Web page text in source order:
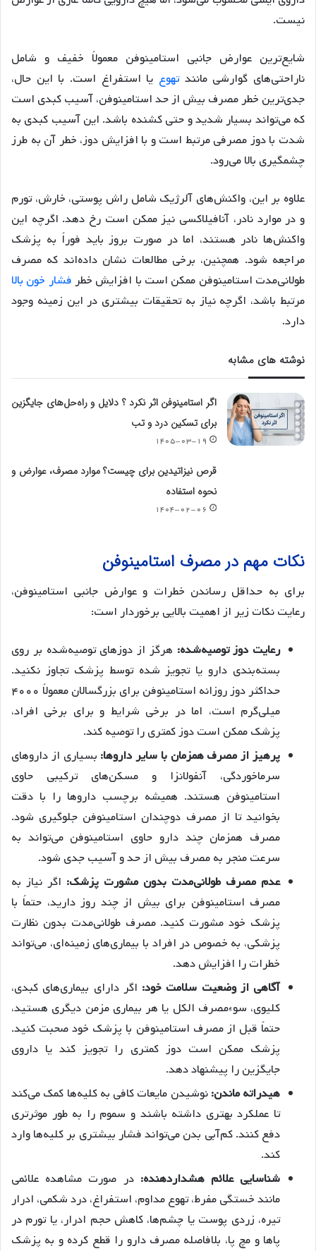
نیست.
شایع‌ترین عوارض جانبی استامینوفن معمولاً خفیف و شامل
ناراحتی‌های گوارشی مانندتهوع یا استفراغ است. با این حال،
جدی‌ترین خطر مصرف بیش از حد استامینوفن، آسیب کبدی است
که می‌تواند بسیار شدید و حتی کشنده باشد. این آسیب کبدی به
شدت با دوز مصرفی مرتبط است و با افزایش دوز، خطر آن به طرز
چشمگیری بالا می‌رود.
علاوه بر این، واکنش‌های آلرژیک شامل راش پوستی، خارش، تورم
و در موارد نادر، آنافیلاکسی نیز ممکن است رخ دهد. اگرچه این
واکنش‌ها نادر هستند، اما در صورت بروز باید فوراً به پزشک
مراجعه شود. همچنین، برخی مطالعات نشان داده‌اند که مصرف
طولانی‌مدت استامینوفن ممکن است با افزایش خطرفشار خون بالا
مرتبط باشد، اگرچه نیاز به تحقیقات بیشتری در این زمینه وجود
دارد.
نوشته های مشابه
اگر استامینوفن اثر نکرد ؟ دلایل و راه‌حل‌های جایگزین
برای تسکین درد و تب
۱۴۰۵-۰۳-۱۹
قرص نیزاتیدین برای چیست؟ موارد مصرف، عوارض و
نحوه استفاده
۱۴۰۴-۰۲-۰۶
نکات مهم در مصرف استامینوفن
برای به حداقل رساندن خطرات و عوارض جانبی استامینوفن،
رعایت نکات زیر از اهمیت بالایی برخوردار است:
رعایت دوز توصیه‌شده: هرگز از دوزهای توصیه‌شده بر روی
بسته‌بندی دارو یا تجویز شده توسط پزشک تجاوز نکنید.
حداکثر دوز روزانه استامینوفن برای بزرگسالان معمولاً ۴۰۰۰
میلی‌گرم است، اما در برخی شرایط و برای برخی افراد،
پزشک ممکن است دوز کمتری را توصیه کند.
پرهیز از مصرف همزمان با سایر داروها: بسیاری از داروهای
سرماخوردگی، آنفولانزا و مسکن‌های ترکیبی حاوی
استامینوفن هستند. همیشه برچسب داروها را با دقت
بخوانید تا از مصرف دوچندان استامینوفن جلوگیری شود.
مصرف همزمان چند دارو حاوی استامینوفن می‌تواند به
سرعت منجر به مصرف بیش از حد و آسیب جدی شود.
عدم مصرف طولانی‌مدت بدون مشورت پزشک: اگر نیاز به
مصرف استامینوفن برای بیش از چند روز دارید، حتماً با
پزشک خود مشورت کنید. مصرف طولانی‌مدت بدون نظارت
پزشکی، به خصوص در افراد با بیماری‌های زمینه‌ای، می‌تواند
خطرات را افزایش دهد.
آگاهی از وضعیت سلامت خود: اگر دارای بیماری‌های کبدی،
کلیوی، سوءمصرف الکل یا هر بیماری مزمن دیگری هستید،
حتماً قبل از مصرف استامینوفن با پزشک خود صحبت کنید.
پزشک ممکن است دوز کمتری را تجویز کند یا داروی
جایگزین را پیشنهاد دهد.
هیدراته ماندن:نوشیدن مایعات کافی به کلیه‌ها کمک می‌کند
تا عملکرد بهتری داشته باشند و سموم را به طور موثرتری
دفع کنند. کم‌آبی بدن می‌تواند فشار بیشتری بر کلیه‌ها وارد
کند.
شناسایی علائم هشداردهنده: در صورت مشاهده علائمی
مانند خستگی مفرط، تهوع مداوم، استفراغ، درد شکمی، ادرار
تیره، زردی پوست یا چشم‌ها، کاهش حجم ادرار، یا تورم در
پاها و مچ پا، بلافاصله مصرف دارو را قطع کرده و به پزشک